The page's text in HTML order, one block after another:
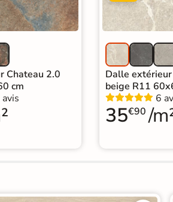
Chateau 2.0
cm
Dalle extérieur
beige R11
6
35€90 /